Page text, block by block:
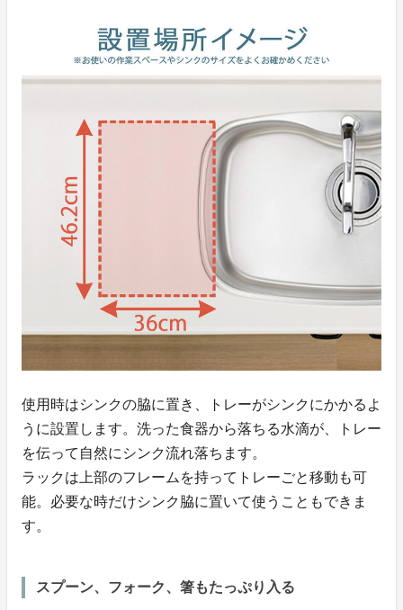
使用時はシンクの脇に置き、トレーがシンクにかかるよ
うに設置します。洗った食器から落ちる水滴が、トレー
を伝って自然にシンク流れ落ちます。
ラックは上部のフレームを持ってトレーごと移動も可
能。必要な時だけシンク脇に置いて使うこともできま
す。
スプーン、フォーク、箸もたっぷり入る